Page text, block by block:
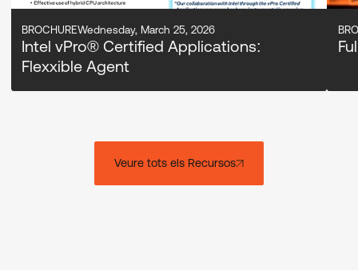
BROCHUREWednesday, March 25, 2026
Intel vPro® Certified Applications:
Flexxible Agent
Veure tots els Recursos